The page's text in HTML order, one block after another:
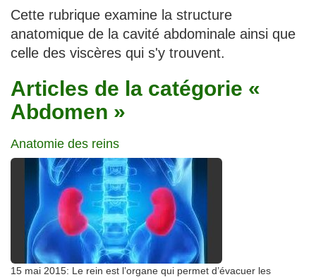
Psychologie
Traitements
Cette rubrique examine la structure
anatomique de la cavité abdominale ainsi que
celle des viscères qui s'y trouvent.
Articles de la catégorie «
Abdomen »
Anatomie des reins
15 mai 2015: Le rein est l’organe qui permet d’évacuer les